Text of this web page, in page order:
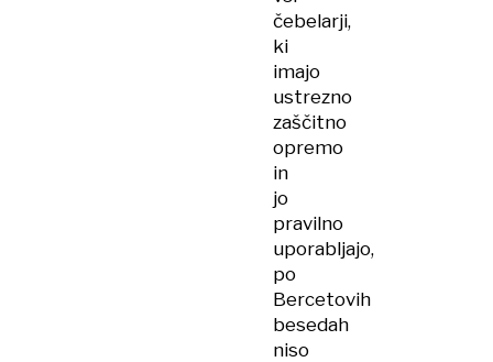
čebelarji,
ki
imajo
ustrezno
zaščitno
opremo
in
jo
pravilno
uporabljajo,
po
Bercetovih
besedah
niso